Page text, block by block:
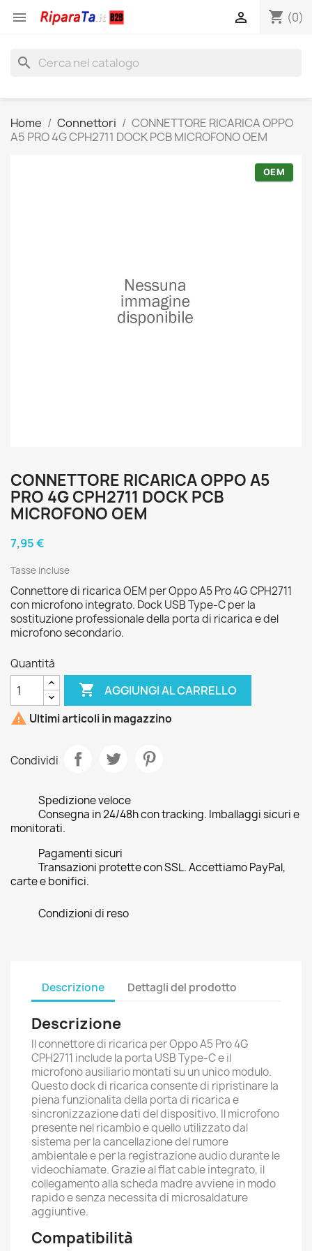
 shopping_cart (0)

search
Home Connettori
CONNETTORE RICARICA OPPO
A5 PRO 4G CPH2711 DOCK PCB MICROFONO OEM
OEM
CONNETTORE RICARICA OPPO A5
PRO 4G CPH2711 DOCK PCB
MICROFONO OEM
7,95 €
Tasse incluse
Connettore di ricarica OEM per Oppo A5 Pro 4G CPH2711
con microfono integrato. Dock USB Type-C per la
sostituzione professionale della porta di ricarica e del
microfono secondario.
Quantità
 AGGIUNGI AL CARRELLO
 Ultimi articoli in magazzino
Condividi
Spedizione veloce
Consegna in 24/48h con tracking. Imballaggi sicuri e
monitorati.
Pagamenti sicuri
Transazioni protette con SSL. Accettiamo PayPal,
carte e bonifici.
Condizioni di reso
Descrizione Dettagli del prodotto
Descrizione
Il connettore di ricarica per Oppo A5 Pro 4G
CPH2711 include la porta USB Type-C e il
microfono ausiliario montati su un unico modulo.
Questo dock di ricarica consente di ripristinare la
piena funzionalita della porta di ricarica e
sincronizzazione dati del dispositivo. Il microfono
presente nel ricambio e quello utilizzato dal
sistema per la cancellazione del rumore
ambientale e per la registrazione audio durante le
videochiamate. Grazie al flat cable integrato, il
collegamento alla scheda madre avviene in modo
rapido e senza necessita di microsaldature
aggiuntive.
Compatibilità